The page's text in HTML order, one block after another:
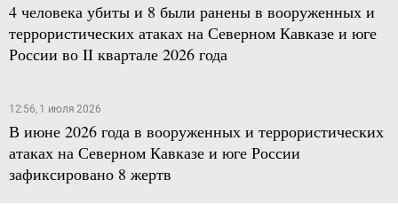
4 человека убиты и 8 были ранены в вооруженных и
террористических атаках на Северном Кавказе и юге
России во II квартале 2026 года
12:56, 1 июля 2026
В июне 2026 года в вооруженных и террористических
атаках на Северном Кавказе и юге России
зафиксировано 8 жертв